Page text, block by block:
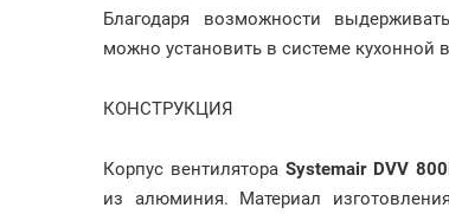
Благодаря возможности
можно установить в системе кухонной
КОНСТРУКЦИЯ
Корпус вентилятораSystemair DVV
из алюминия. Материал